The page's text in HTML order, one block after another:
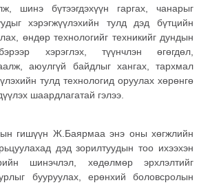
шинэ бүтээгдэхүүн гаргах, чанарыг
хэрэгжүүлэхийн тулд дэд бүтцийн
өндөр технологийг техникийг дундын
хэрэглэх, түүнчлэн өгөгдөл,
аюулгүй байдлыг хангах, тархмал
тулд технологид оруулах хөрөнгө
шаардлагатай гэлээ.
гишүүн Ж.Баярмаа энэ оны хөгжлийн
дэд зорилтуудын тоо ихээхэн
шинэчлэл, хөдөлмөр эрхлэлтийг
бууруулах, ерөнхий боловсролын